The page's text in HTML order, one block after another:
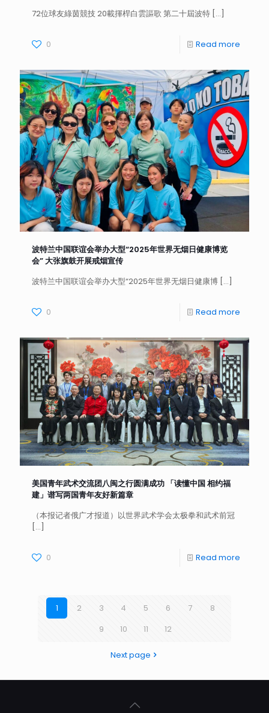
72位球友綠茵競技 20載揮桿白雲謳歌 第二十屆波特 […]
0 Read more
波特兰中国联谊会举办大型“2025年世界无烟日健康博览
会” 大张旗鼓开展戒烟宣传
波特兰中国联谊会举办大型“2025年世界无烟日健康博 […]
0 Read more
美国青年武术交流团八闽之行圆满成功 「读懂中国 相约福
建」谱写两国青年友好新篇章
（本报记者俄广才报道）以世界武术学会太极拳和武术前冠
[…]
0 Read more
1 2 3 4 5 6 7
8
9
10 11 12
Next page